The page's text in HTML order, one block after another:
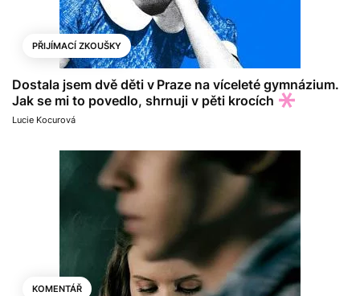
PŘIJÍMACÍ ZKOUŠKY
Dostala jsem dvě děti v Praze na víceleté gymnázium.
Jak se mi to povedlo, shrnuji v pěti krocích
Lucie Kocurová
KOMENTÁŘ